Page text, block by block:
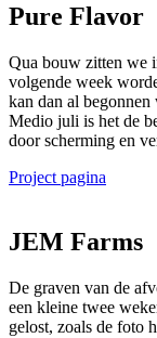
Pure Flavor
Qua bouw zitten we
volgende week
kan dan al begonnen
Medio juli is het de
door scherming en
Project pagina
JEM Farms
De graven van de
een kleine twee
gelost, zoals de foto